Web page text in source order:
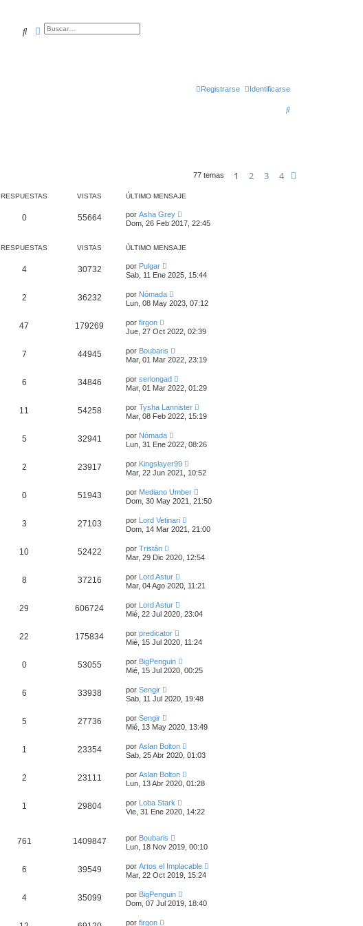
BuscarBúsqueda avanzada
Identificarse
Registrarse
B
a
77 temas 1 2 3 4
RESPUESTAS VISTAS ÚLTIMO MENSAJE
0 55664 por Asha Grey
Dom, 26 Feb 2017, 22:45
RESPUESTAS VISTAS ÚLTIMO MENSAJE
4 30732 por Pulgar
Sab, 11 Ene 2025, 15:44
2 36232 por Nómada
Lun, 08 May 2023, 07:12
47 179269 por firgon
Jue, 27 Oct 2022, 02:39
7 44945 por Boubaris
Mar, 01 Mar 2022, 23:19
6 34846 por serlongad
Mar, 01 Mar 2022, 01:29
11 54258 por Tysha Lannister
Mar, 08 Feb 2022, 15:19
5 32941 por Nómada
Lun, 31 Ene 2022, 08:26
2 23917 por Kingslayer99
Mar, 22 Jun 2021, 10:52
0 51943 por Mediano Umber
Dom, 30 May 2021, 21:50
3 27103 por Lord Vetinari
Dom, 14 Mar 2021, 21:00
10 52422 por Tristán
Mar, 29 Dic 2020, 12:54
8 37216 por Lord Astur
Mar, 04 Ago 2020, 11:21
29 606724 por Lord Astur
Mié, 22 Jul 2020, 23:04
22 175834 por predicator
Mié, 15 Jul 2020, 11:24
0 53055 por BigPenguin
Mié, 15 Jul 2020, 00:25
6 33938 por Sengir
Sab, 11 Jul 2020, 19:48
5 27736 por Sengir
Mié, 13 May 2020, 13:49
1 23354 por Aslan Bolton
Sab, 25 Abr 2020, 01:03
2 23111 por Aslan Bolton
Lun, 13 Abr 2020, 01:28
1 29804 por Loba Stark
Vie, 31 Ene 2020, 14:22
761 1409847 por Boubaris
Lun, 18 Nov 2019, 00:10
6 39549 por Artos el Implacable
Mar, 22 Oct 2019, 15:24
4 35099 por BigPenguin
Dom, 07 Jul 2019, 18:40
por firgon